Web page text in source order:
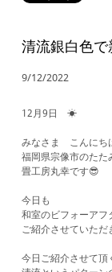
清流銀白色で
9/12/2022
12月9日 ☀
みなさま こんにち
福岡県宗像市のたた
畳工房丸幸です😎
今日も
和室のビフォーアフ
ご紹介させていただ
今日ご紹介させて頂